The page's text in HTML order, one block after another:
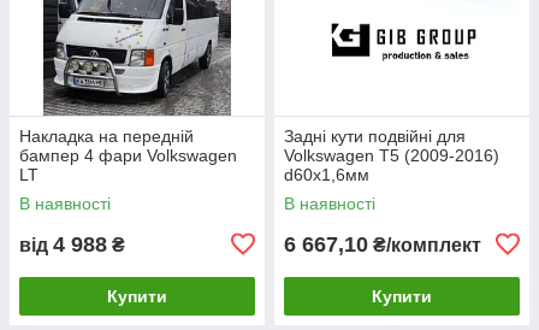
Накладка на передній
бампер 4 фари Volkswagen
LT
В наявності
від 4 988 ₴
Купити
Задні кути подвійні для
Volkswagen T5 (2009-2016)
d60х1,6мм
В наявності
6 667,10 ₴/комплект
Купити